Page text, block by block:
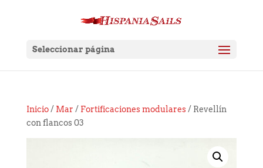
Seleccionar página
Inicio/ Mar / Fortificaciones modulares/ Revellín
con flancos 03